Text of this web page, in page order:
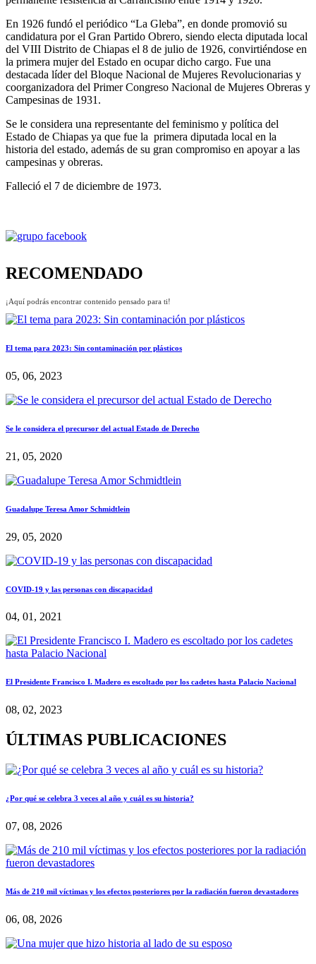
En 1926 fundó el periódico “La Gleba”, en donde promovió su
candidatura por el Gran Partido Obrero, siendo electa diputada local
del VIII Distrito de Chiapas el 8 de julio de 1926, convirtiéndose en
la primera mujer del Estado en ocupar dicho cargo. Fue una
destacada líder del Bloque Nacional de Mujeres Revolucionarias y
coorganizadora del Primer Congreso Nacional de Mujeres Obreras y
Campesinas de 1931.
Se le considera una representante del feminismo y política del
Estado de Chiapas ya que fue la primera diputada local en la
historia del estado, además de su gran compromiso en apoyar a las
campesinas y obreras.
Falleció el 7 de diciembre de 1973.
RECOMENDADO
¡Aquí podrás encontrar contenido pensado para ti!
El tema para 2023: Sin contaminación por plásticos
05, 06, 2023
Se le considera el precursor del actual Estado de Derecho
21, 05, 2020
Guadalupe Teresa Amor Schmidtlein
29, 05, 2020
COVID-19 y las personas con discapacidad
04, 01, 2021
El Presidente Francisco I. Madero es escoltado por los cadetes hasta Palacio Nacional
08, 02, 2023
ÚLTIMAS PUBLICACIONES
¿Por qué se celebra 3 veces al año y cuál es su historia?
07, 08, 2026
Más de 210 mil víctimas y los efectos posteriores por la radiación fueron devastadores
06, 08, 2026